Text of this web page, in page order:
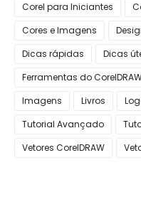
Corel para Iniciantes
Cores e Imagens
Dicas rápidas
Dicas
Ferramentas do
Imagens
Livros
Tutorial Avançado
Vetores CorelDRAW